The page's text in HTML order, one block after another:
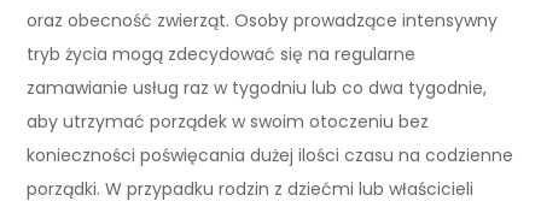
oraz obecność zwierząt. Osoby prowadzące intensywny
tryb życia mogą zdecydować się na regularne
zamawianie usług raz w tygodniu lub co dwa tygodnie,
aby utrzymać porządek w swoim otoczeniu bez
konieczności poświęcania dużej ilości czasu na codzienne
porządki. W przypadku rodzin z dziećmi lub właścicieli